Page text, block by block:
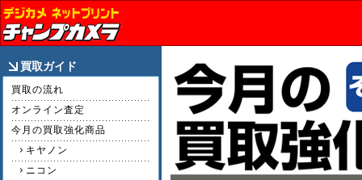
買取ガイド
買取の流れ
オンライン査定
今月の買取強化商品
キヤノン
ニコン